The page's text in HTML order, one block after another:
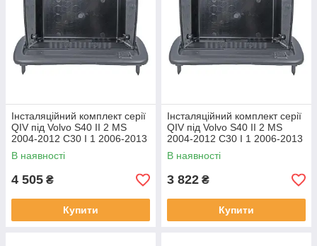
Інсталяційний комплект серії
QIV під Volvo S40 II 2 MS
2004-2012 C30 I 1 2006-2013
C70 II 2 2005-2013 (W1) 9
В наявності
4 505 ₴
Купити
Інсталяційний комплект серії
QIV під Volvo S40 II 2 MS
2004-2012 C30 I 1 2006-2013
C70 II 2 2005-2013 (W2) 9
В наявності
3 822 ₴
Купити